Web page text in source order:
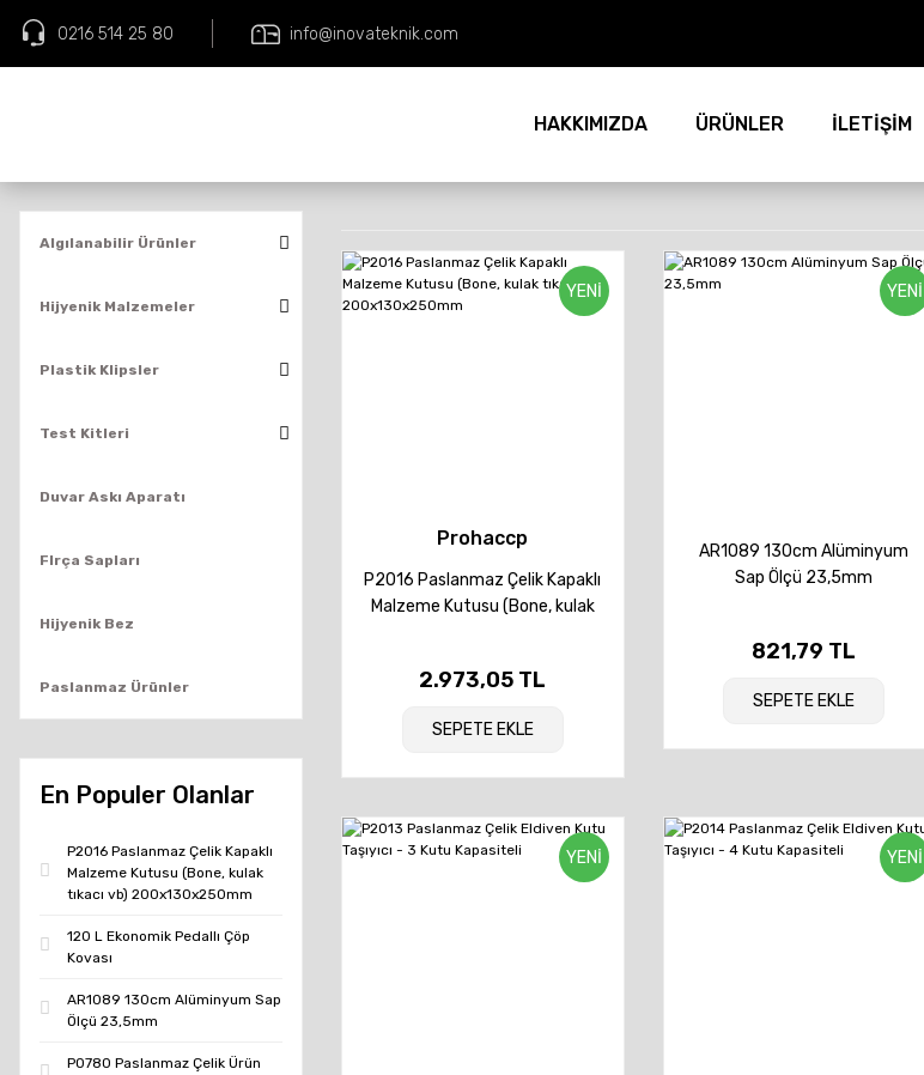
0216 514 25 80 info@inovateknik.com
HAKKIMIZDA ÜRÜNLER İLETİŞİM
Algılanabilir Ürünler
Hijyenik Malzemeler
Plastik Klipsler
Test Kitleri
Duvar Askı Aparatı
FIrça Sapları
Hijyenik Bez
Paslanmaz Ürünler
En Populer Olanlar
P2016 Paslanmaz Çelik Kapaklı
Malzeme Kutusu (Bone, kulak
tıkacı vb) 200x130x250mm
120 L Ekonomik Pedallı Çöp
Kovası
AR1089 130cm Alüminyum Sap
Ölçü 23,5mm
P0780 Paslanmaz Çelik Ürün
Prohaccp
P2016 Paslanmaz Çelik Kapaklı
Malzeme Kutusu (Bone, kulak
2.973,05 TL
SEPETE EKLE
YENİ
AR1089 130cm Alüminyum
Sap Ölçü 23,5mm
821,79 TL
SEPETE EKLE
YENİ
YENİ YENİ